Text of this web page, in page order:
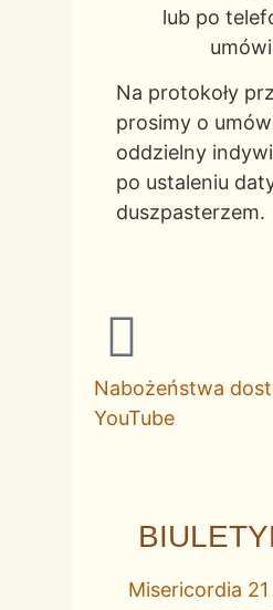
lub po
Na protokoły
prosimy o
oddzielny
po ustaleniu
duszpasterzem.
Nabożeństwa
YouTube
Misericordia